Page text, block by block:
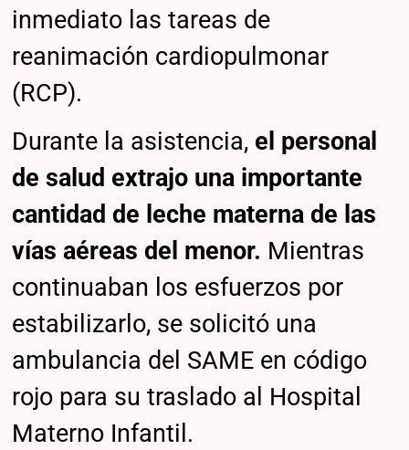
inmediato las tareas de
reanimación cardiopulmonar
(RCP).
Durante la asistencia, el personal
de salud extrajo una importante
cantidad de leche materna de las
vías aéreas del menor. Mientras
continuaban los esfuerzos por
estabilizarlo, se solicitó una
ambulancia del SAME en código
rojo para su traslado al Hospital
Materno Infantil.